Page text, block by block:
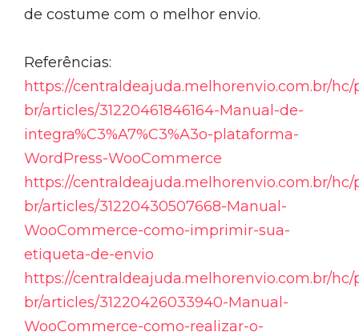
de costume com o melhor envio.
Referências:
https://centraldeajuda.melhorenvio.com.br/hc/
br/articles/31220461846164-Manual-de-
integra%C3%A7%C3%A3o-plataforma-
WordPress-WooCommerce
https://centraldeajuda.melhorenvio.com.br/hc/
br/articles/31220430507668-Manual-
WooCommerce-como-imprimir-sua-
etiqueta-de-envio
https://centraldeajuda.melhorenvio.com.br/hc/
br/articles/31220426033940-Manual-
WooCommerce-como-realizar-o-